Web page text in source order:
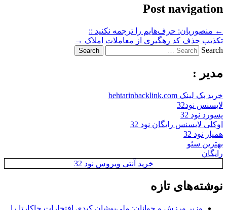
Post navigation
← منصوریان: حرف‌هایم را ترجمه نکنید ::
تکذیب حذف کد رهگیری از معاملات املاک →
Search
مدیر :
خرید بک لینک behtarinbacklink.com
لایسنس نود32
پسورد نود 32
اوکلی لایسنس رایگان نود 32
همیار نود 32
بهترین سئو
رایگان
خرید آنتی ویروس نود 32
نوشته‌های تازه
وزیر ورزش و جوانان: ملی‌پوشان کبدی افتخارات جاکارتا را